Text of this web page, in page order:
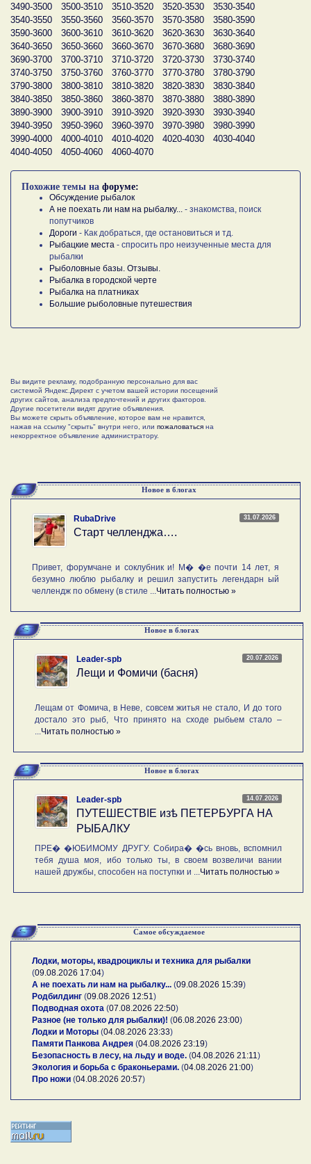
3490-3500
3500-3510 3510-3520 3520-3530
3530-3540
3540-3550
3550-3560 3560-3570 3570-3580
3580-3590
3590-3600
3600-3610 3610-3620 3620-3630
3630-3640
3640-3650
3650-3660 3660-3670 3670-3680
3680-3690
3690-3700
3700-3710 3710-3720 3720-3730
3730-3740
3740-3750
3750-3760 3760-3770 3770-3780
3780-3790
3790-3800
3800-3810 3810-3820 3820-3830
3830-3840
3840-3850
3850-3860 3860-3870 3870-3880
3880-3890
3890-3900
3900-3910 3910-3920 3920-3930
3930-3940
3940-3950
3950-3960 3960-3970 3970-3980
3980-3990
3990-4000
4000-4010 4010-4020 4020-4030
4030-4040
4040-4050
4050-4060 4060-4070
Похожие темы на форуме:
Обсуждение рыбалок
А не поехать ли нам на рыбалку...
- знакомства, поиск
попутчиков
Дороги - Как добраться, где остановиться и тд.
Рыбацкие места - спросить про неизученные места для
рыбалки
Рыболовные базы. Отзывы.
Рыбалка в городской черте
Рыбалка на платниках
Большие рыболовные путешествия
Вы видите рекламу, подобранную персонально для вас
системой Яндекс.Директ с учетом вашей истории посещений
других сайтов, анализа предпочтений и других факторов.
Другие посетители видят другие объявления.
Вы можете скрыть объявление, которое вам не нравится,
нажав на ссылку "скрыть" внутри него, или пожаловаться на
некорректное объявление администратору.
Новое в блогах
31.07.2026
RubaDrive
Старт челленджа….
Привет, форумчане и соклубник и! М� �е почти 14 лет, я
безумно люблю рыбалку и решил запустить легендарн ый
челлендж по обмену (в стиле ... Читать полностью »
Новое в блогах
20.07.2026
Leader-spb
Лещи и Фомичи (басня)
Лещам от Фомича, в Неве, совсем житья не стало, И до того
достало это рыб, Что принято на сходе рыбьем стало –
Читать полностью »
Новое в блогах
14.07.2026
Leader-spb
ПУТЕШЕСТВIE изѣ ПЕТЕРБУРГА НА
РЫБАЛКУ
ПРЕ� �ЮБИМОМУ ДРУГУ. Собира� �сь вновь, вспомнил
тебя душа моя, ибо только ты, в своем возвеличи вании
нашей дружбы, способен на поступки и ... Читать полностью »
Самое обсуждаемое
Лодки, моторы, квадроциклы и техника для рыбалки
(09.08.2026 17:04)
А не поехать ли нам на рыбалку... (09.08.2026 15:39)
Родбилдинг (09.08.2026 12:51 )
Подводная охота (07.08.2026 22:50)
Разное (не только для рыбалки)! (06.08.2026 23:00)
Лодки и Моторы (04.08.2026 23:33)
Памяти Панкова Андрея (04.08.2026 23:19)
Безопасность в лесу, на льду и воде. (04.08.2026 21:11 )
Экология и борьба с браконьерами. (04.08.2026 21:00)
Про ножи (04.08.2026 20:57)